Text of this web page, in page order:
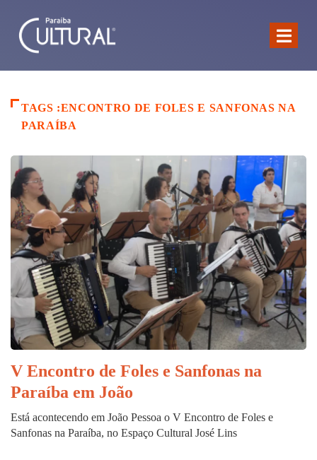
TAGS :ENCONTRO DE FOLES E SANFONAS NA
PARAÍBA
V Encontro de Foles e Sanfonas na
Paraíba em João
Está acontecendo em João Pessoa o V Encontro de Foles e
Sanfonas na Paraíba, no Espaço Cultural José Lins